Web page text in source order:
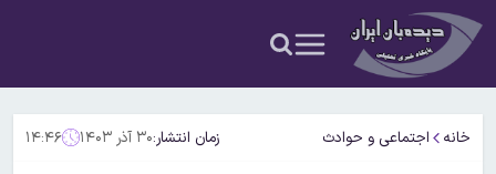
خانه اجتماعی و حوادث زمان انتشار:۳۰ آذر ۱۴۰۳ ۱۴:۴۶